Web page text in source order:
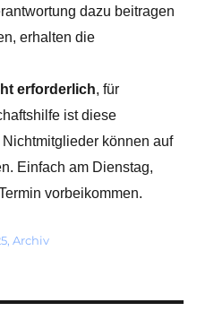
dazu beitragen
erhalten die
erforderlich, für
ist diese
können auf
Einfach am Dienstag,
vorbeikommen.
,Archiv